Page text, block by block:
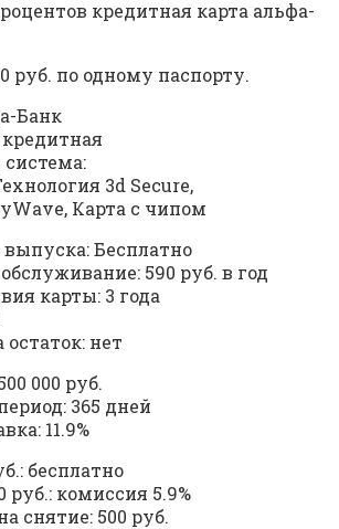
руб. по одному паспорту.
Банк
3d Secure,
Карта с чипом
Бесплатно
590 руб. в год
карты: 3 года
нет
000 руб.
365 дней
11.9%
бесплатно
руб.: комиссия 5.9%
снятие: 500 руб.